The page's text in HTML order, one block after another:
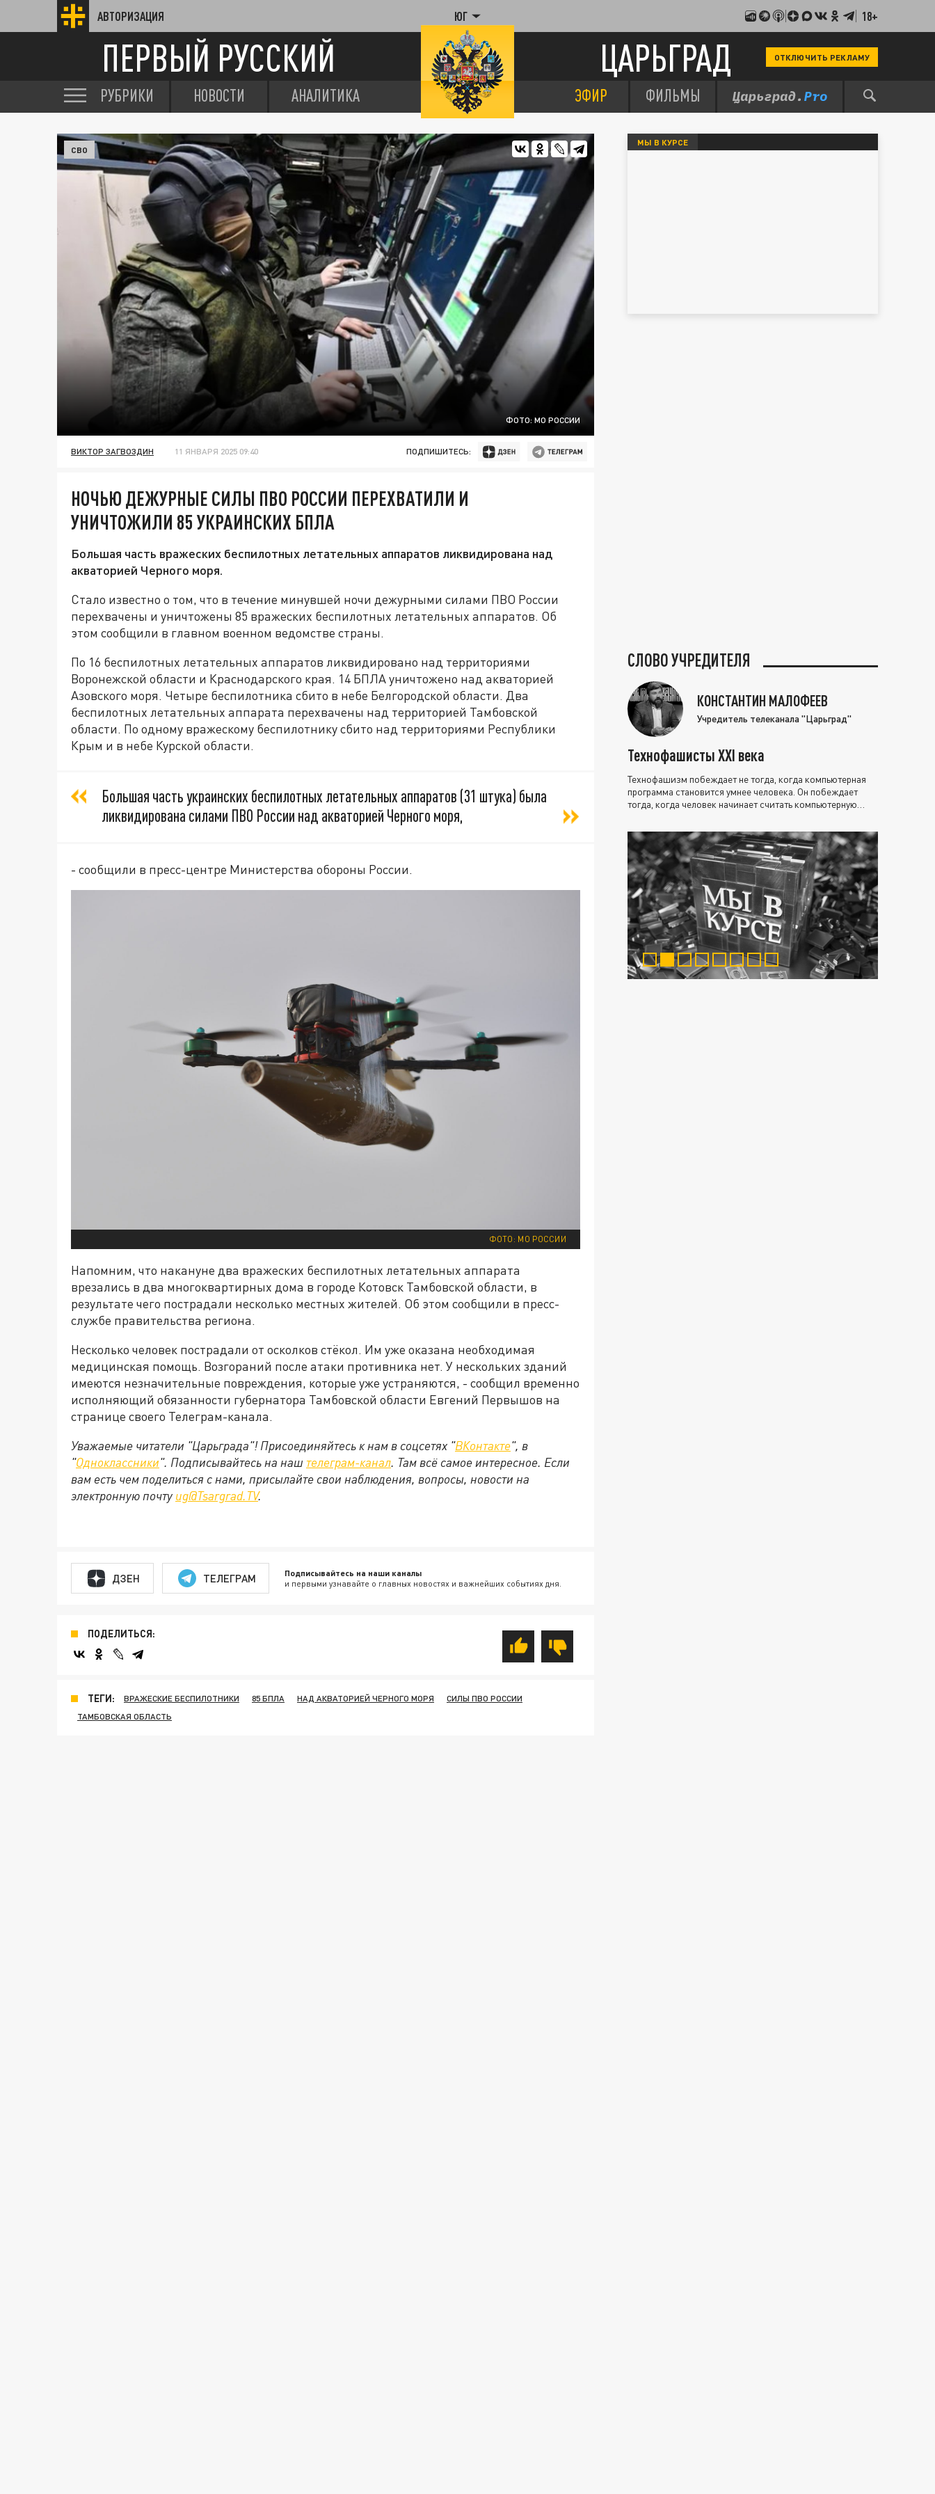
АВТОРИЗАЦИЯ ЮГ 18+
ПЕРВЫЙ РУССКИЙ ЦАРЬГРАД ОТКЛЮЧИТЬ РЕКЛАМУ
РУБРИКИ НОВОСТИ АНАЛИТИКА ЭФИР ФИЛЬМЫ
ФОТО: МО РОССИИ
СВО
ВИКТОР ЗАГВОЗДИН 11 ЯНВАРЯ 2025 09:40 ПОДПИШИТЕСЬ:
НОЧЬЮ ДЕЖУРНЫЕ СИЛЫ ПВО РОССИИ ПЕРЕХВАТИЛИ И
УНИЧТОЖИЛИ 85 УКРАИНСКИХ БПЛА
Большая часть вражеских беспилотных летательных аппаратов ликвидирована над
акваторией Черного моря.
Стало известно о том, что в течение минувшей ночи дежурными силами ПВО России
перехвачены и уничтожены 85 вражеских беспилотных летательных аппаратов. Об
этом сообщили в главном военном ведомстве страны.
По 16 беспилотных летательных аппаратов ликвидировано над территориями
Воронежской области и Краснодарского края. 14 БПЛА уничтожено над акваторией
Азовского моря. Четыре беспилотника сбито в небе Белгородской области. Два
беспилотных летательных аппарата перехвачены над территорией Тамбовской
области. По одному вражескому беспилотнику сбито над территориями Республики
Крым и в небе Курской области.
Большая часть украинских беспилотных летательных аппаратов (31 штука) была
ликвидирована силами ПВО России над акваторией Черного моря,
- сообщили в пресс-центре Министерства обороны России.
ФОТО: МО РОССИИ
Напомним, что накануне два вражеских беспилотных летательных аппарата
врезались в два многоквартирных дома в городе Котовск Тамбовской области, в
результате чего пострадали несколько местных жителей. Об этом сообщили в пресс-
службе правительства региона.
Несколько человек пострадали от осколков стёкол. Им уже оказана необходимая
медицинская помощь. Возгораний после атаки противника нет. У нескольких зданий
имеются незначительные повреждения, которые уже устраняются, - сообщил временно
исполняющий обязанности губернатора Тамбовской области Евгений Первышов на
странице своего Телеграм-канала.
Уважаемые читатели "Царьграда"! Присоединяйтесь к нам в соцсетях "ВКонтакте", в
"Одноклассники". Подписывайтесь на наш телеграм-канал. Там всё самое интересное. Если
вам есть чем поделиться с нами, присылайте свои наблюдения, вопросы, новости на
электронную почту ug@Tsargrad.TV.
ДЗЕН ТЕЛЕГРАМ Подписывайтесь на наши каналы
и первыми узнавайте о главных новостях и важнейших событиях дня.
ПОДЕЛИТЬСЯ:
ТЕГИ: ВРАЖЕСКИЕ БЕСПИЛОТНИКИ 85 БПЛА НАД АКВАТОРИЕЙ ЧЕРНОГО МОРЯ
СИЛЫ ПВО РОССИИ
ТАМБОВСКАЯ ОБЛАСТЬ
МЫ В КУРСЕ
СЛОВО УЧРЕДИТЕЛЯ
КОНСТАНТИН МАЛОФЕЕВ
Учредитель телеканала "Царьград"
Технофашисты XXI века
Технофашизм побеждает не тогда, когда компьютерная
программа становится умнее человека. Он побеждает
тогда, когда человек начинает считать компьютерную